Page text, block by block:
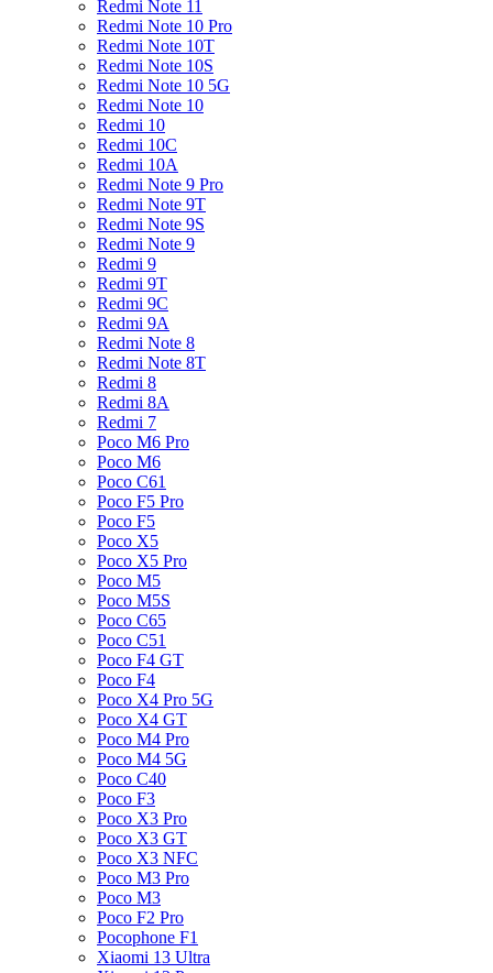
Redmi Note 11
Redmi Note 10 Pro
Redmi Note 10T
Redmi Note 10S
Redmi Note 10 5G
Redmi Note 10
Redmi 10
Redmi 10C
Redmi 10A
Redmi Note 9 Pro
Redmi Note 9T
Redmi Note 9S
Redmi Note 9
Redmi 9
Redmi 9T
Redmi 9C
Redmi 9A
Redmi Note 8
Redmi Note 8T
Redmi 8
Redmi 8A
Redmi 7
Poco M6 Pro
Poco M6
Poco C61
Poco F5 Pro
Poco F5
Poco X5
Poco X5 Pro
Poco M5
Poco M5S
Poco C65
Poco C51
Poco F4 GT
Poco F4
Poco X4 Pro 5G
Poco X4 GT
Poco M4 Pro
Poco M4 5G
Poco C40
Poco F3
Poco X3 Pro
Poco X3 GT
Poco X3 NFC
Poco M3 Pro
Poco M3
Poco F2 Pro
Pocophone F1
Xiaomi 13 Ultra